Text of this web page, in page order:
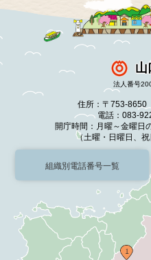
山
法人番号
住所：〒753-
電話：083-
開庁時間：月曜～金曜日
（土曜・日曜日、
組織別電話番号一覧